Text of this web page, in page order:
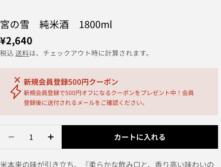
宮の雪 純米酒 1800ml
¥2,640
税込 送料は、チェックアウト時に計算されます。
新規会員登録500円クーポン
新規会員登録で500円オフになるクーポンをプレゼント中！会員
登録後に送付されるメールをご確認ください。
カートに入れる
米本来の味が引き立ち、『柔らかな飲み口と、香り高い味わいの